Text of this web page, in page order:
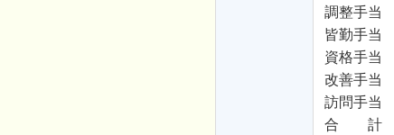
調整手当
皆勤手当
資格手当
改善手当
訪問手当
合 計